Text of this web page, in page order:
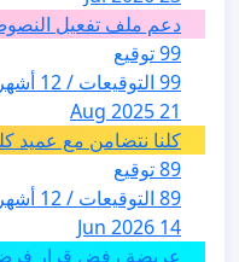
دعم ملف تفعيل النصوص التنظيمية للمادة 4 من القانون 12ـ05 للارشاد السياحي
99 توقيع
99 التوقيعات / 12 أشهر
21 Aug 2025
كلنا نتضامن مع عميد
89 توقيع
89 التوقيعات / 12 أشهر
14 Jun 2026
عريضة رفض قرار فرض